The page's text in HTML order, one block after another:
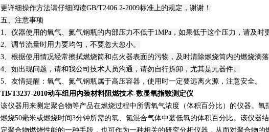
更详细操作方法请仔细阅读GB/T2406.2-2009标准上的规定，谢谢！
五、注意事项
1、仪器使用的氧气、氮气钢瓶的内部压力不低于1MPa，如果低于这个压力，请及时
2、调节流量时用力要均匀，不要忽大忽小。
3、根据使用情况经常擦拭燃烧筒和点火器表面的污物，及时清除燃烧筒内的燃烧滴落
4、如出现问题，请和我公司技术人员沟通，请勿自行拆卸，尤其是元器件。
5、友情提醒：氧气、氮气钢瓶属于高压容器，使用时一定要远离火源，注意安全。
TB/T3237-2010动车组用内装材料阻燃技术-数显氧指数测定仪
该仪器用来测定聚合物等产品在燃烧过程中所需氧气浓度（体积百分比）的仪器。氧
燃烧50毫米或燃烧时间3分钟所需的氧、氮混合气体中蕞低氧的体积百分比。该仪器
定聚合物燃烧性能的一种手段，也可作为一种相关的研究分析仪器，从而对聚合物的